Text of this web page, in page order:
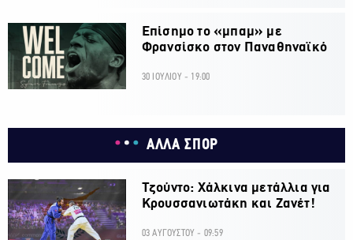
Επίσημο το «μπαμ» με
Φρανσίσκο στον Παναθηναϊκό
30 ΙΟΥΛΙΟΥ - 19:00
ΑΛΛΑ ΣΠΟΡ
Τζούντο: Χάλκινα μετάλλια για
Κρουσσανιωτάκη και Ζανέτ!
03 ΑΥΓΟΥΣΤΟΥ - 09:59